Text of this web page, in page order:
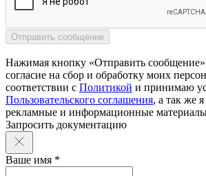
Нажимая кнопку «Отправить
согласие на сбор и обработку моих
соответствии с Политикой и принимаю
Пользовательского соглашения, а так же
рекламные и информационные
Запросить документацию
Ваше имя *